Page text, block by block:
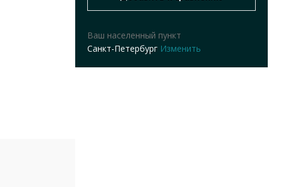
Ваш населенный пункт
Санкт-Петербург Изменить